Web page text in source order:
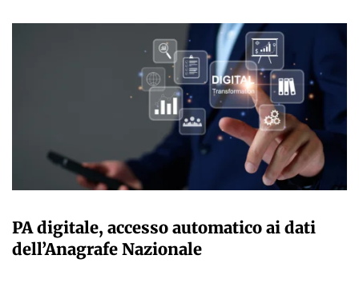
PA digitale, accesso automatico ai dati
dell’Anagrafe Nazionale